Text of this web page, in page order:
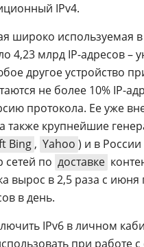
IPv4.
широко используемая
4,23 млрд IP-адресов –
другое устройство
не более 10% IP-
протокола. Ее уже
также крупнейшие
Bing , Yahoo ) и в России
по доставке
вырос в 2,5 раза с июня
в день.
IPv6 в личном
при работе